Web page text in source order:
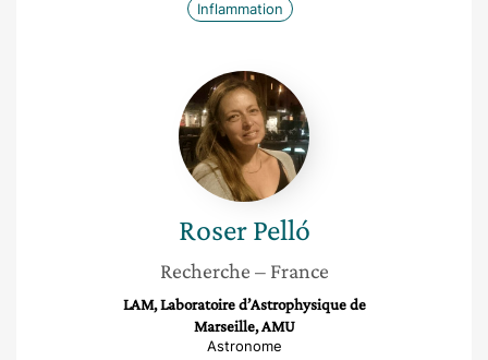
Inflammation
Roser
Pelló
Roser Pelló
Recherche – France
LAM, Laboratoire d’Astrophysique de
Marseille, AMU
Astronome